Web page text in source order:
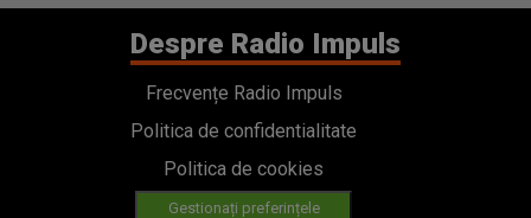
Despre Radio Impuls
Frecvențe Radio Impuls
Politica de confidentialitate
Politica de cookies
Gestionați preferințele